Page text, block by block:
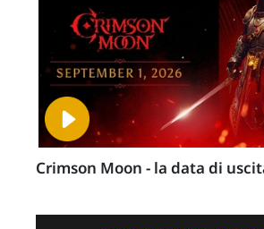
Crimson Moon - la data di